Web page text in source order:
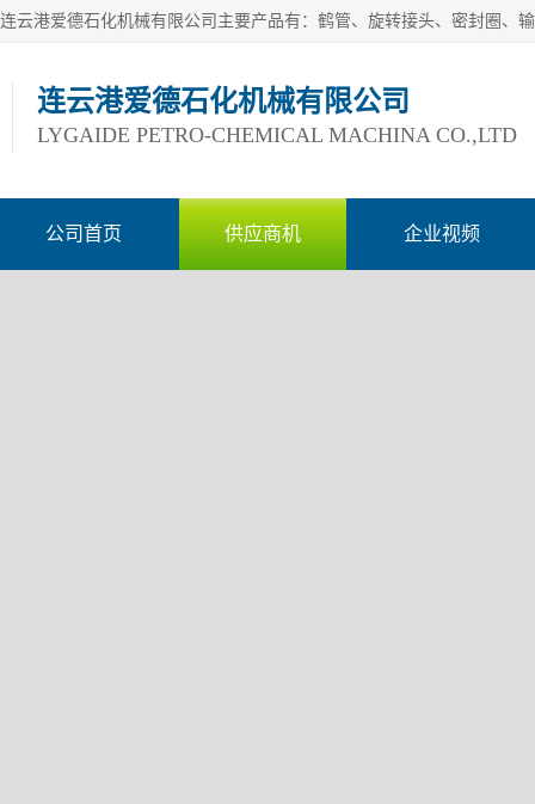
连云港爱德石化机械有限公司
LYGAIDE PETRO-CHEMICAL MACHINA CO.,LTD
公司首页 供应商机 企业视频